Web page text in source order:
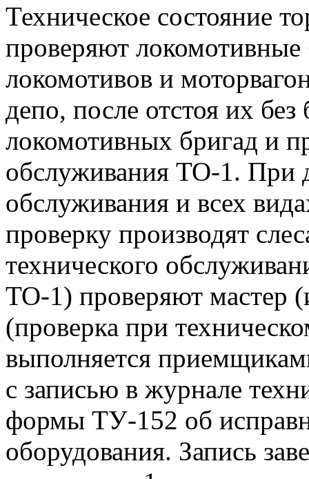
Техническое состояние
проверяют
локомотивов и
депо, после отстоя их
локомотивных бригад и
обслуживания ТО-1. При
обслуживания и всех
проверку производят
технического
ТО-1) проверяют мастер
(проверка при
выполняется
с записью в журнале
формы ТУ-152 об
оборудования. Запись